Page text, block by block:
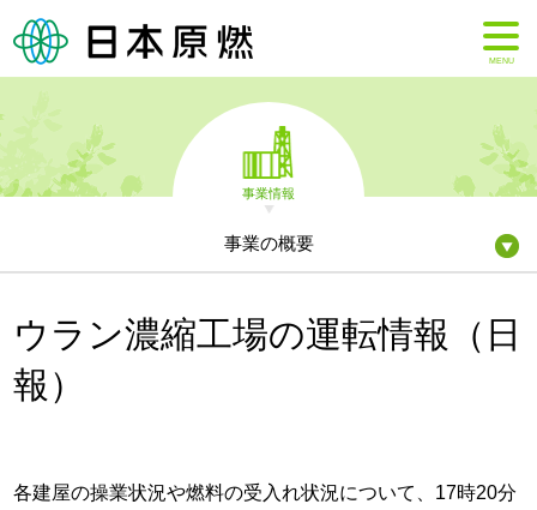
MENU
事業情報
事業の概要
ウラン濃縮工場の運転情報（日
報）
各建屋の操業状況や燃料の受入れ状況について、17時20分